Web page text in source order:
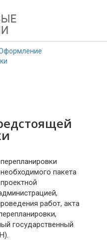
пакета
работ, акта
государственный